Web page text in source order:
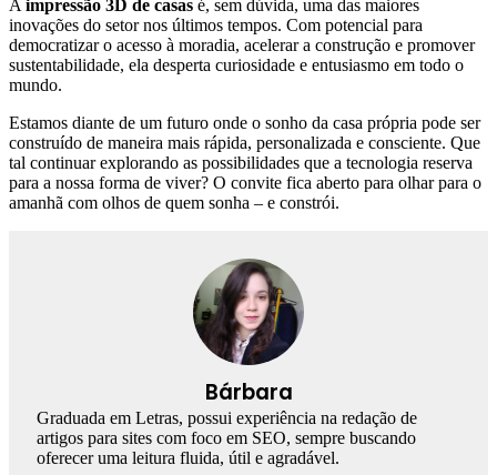
A impressão 3D de casas é, sem dúvida, uma das maiores
inovações do setor nos últimos tempos. Com potencial para
democratizar o acesso à moradia, acelerar a construção e promover
sustentabilidade, ela desperta curiosidade e entusiasmo em todo o
mundo.
Estamos diante de um futuro onde o sonho da casa própria pode ser
construído de maneira mais rápida, personalizada e consciente. Que
tal continuar explorando as possibilidades que a tecnologia reserva
para a nossa forma de viver? O convite fica aberto para olhar para o
amanhã com olhos de quem sonha – e constrói.
Bárbara
Graduada em Letras, possui experiência na redação de
artigos para sites com foco em SEO, sempre buscando
oferecer uma leitura fluida, útil e agradável.